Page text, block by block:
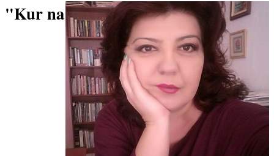
"Kur na